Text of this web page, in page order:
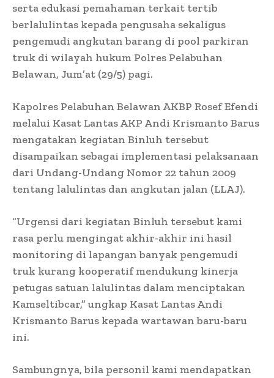
serta edukasi pemahaman terkait tertib
berlalulintas kepada pengusaha sekaligus
pengemudi angkutan barang di pool parkiran
truk di wilayah hukum Polres Pelabuhan
Belawan, Jum’at (29/5) pagi.
Kapolres Pelabuhan Belawan AKBP Rosef Efendi
melalui Kasat Lantas AKP Andi Krismanto Barus
mengatakan kegiatan Binluh tersebut
disampaikan sebagai implementasi pelaksanaan
dari Undang-Undang Nomor 22 tahun 2009
tentang lalulintas dan angkutan jalan (LLAJ).
“Urgensi dari kegiatan Binluh tersebut kami
rasa perlu mengingat akhir-akhir ini hasil
monitoring di lapangan banyak pengemudi
truk kurang kooperatif mendukung kinerja
petugas satuan lalulintas dalam menciptakan
Kamseltibcar,” ungkap Kasat Lantas Andi
Krismanto Barus kepada wartawan baru-baru
ini.
Sambungnya, bila personil kami mendapatkan